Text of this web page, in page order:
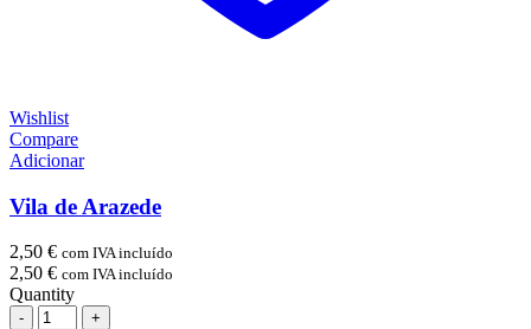
Wishlist
Compare
Adicionar
Vila de Arazede
2,50 € com IVA incluído
2,50 € com IVA incluído
Quantity
Quantidade